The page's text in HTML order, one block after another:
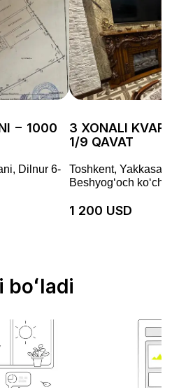
− 1000
Dilnur 6-
3 XONALI
1/9 QAVAT
Toshkent,
Beshyogʻoch
1 200 USD